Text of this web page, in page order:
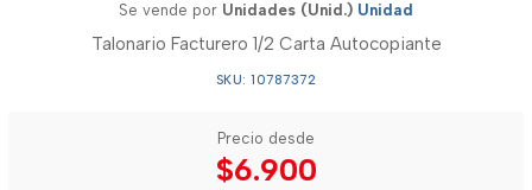
Se vende por Unidades (Unid.) Unidad
Talonario Facturero 1/2 Carta Autocopiante
SKU: 10787372
Precio desde
$6.900